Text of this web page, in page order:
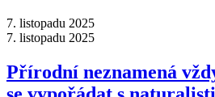
7. listopadu 2025
7. listopadu 2025
Přírodní neznamená